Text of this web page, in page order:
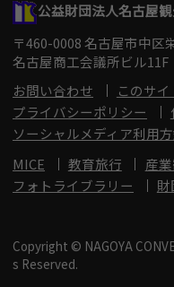
公益財団法人名古屋
〒460-0008 名古屋市中区
名古屋商工会議所ビル11F
お問い合わせ
このサ
プライバシーポリシー
ソーシャルメディア利用
MICE
教育旅行 産
フォトライブラリー
Copyright © NAGOYA
s Reserved.